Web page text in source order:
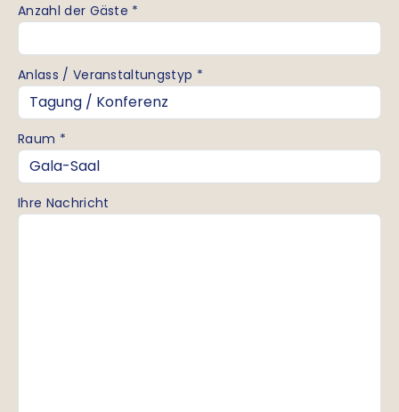
Anzahl der Gäste *
Anlass / Veranstaltungstyp *
Raum *
Ihre Nachricht